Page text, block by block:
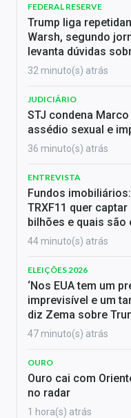
FEDERAL RESERVE
Trump liga
Warsh, segundo
levanta dúvidas
32 minuto(s) atrás
JUDICIÁRIO
STJ condena
assédio sexual e
36 minuto(s) atrás
ENTREVISTA
Fundos
TRXF11 quer captar
bilhões e quais
44 minuto(s) atrás
ELEIÇÕES 2026
‘Nos EUA tem um
imprevisível e um
diz Zema sobre
47 minuto(s) atrás
OURO
Ouro cai com
no radar
1 hora(s) atrás